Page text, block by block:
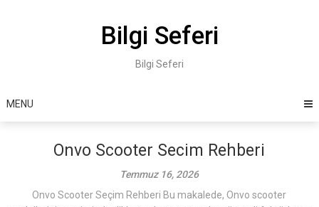
Bilgi Seferi
Bilgi Seferi
MENU
Onvo Scooter Secim Rehberi
Temmuz 16, 2026
Onvo Scooter Seçim Rehberi Bu makalede, Onvo scooter